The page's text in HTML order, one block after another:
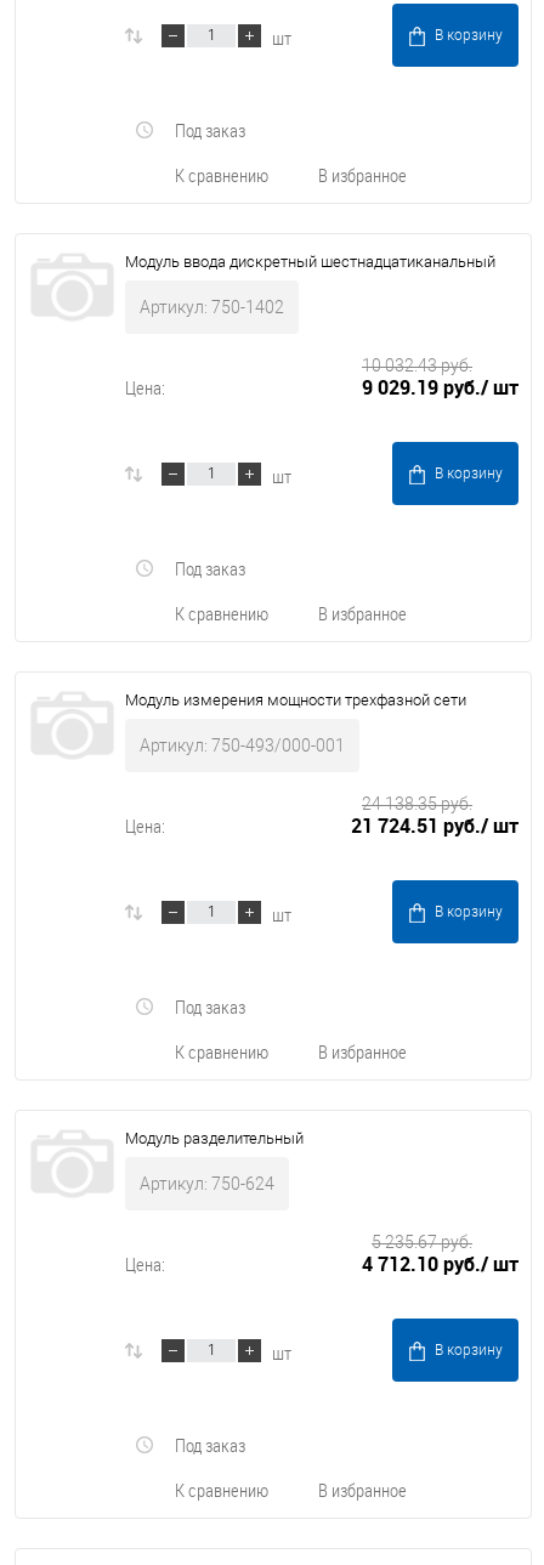
шт В корзину
К сравнению В избранное
Под заказ
Модуль ввода дискретный шестнадцатиканальный
Артикул: 750-1402
Цена: 9 029.19 руб./ шт
10 032.43 руб.
шт В корзину
К сравнению В избранное
Под заказ
Модуль измерения мощности трехфазной сети
Артикул: 750-493/000-001
Цена: 21 724.51 руб./ шт
24 138.35 руб.
шт В корзину
К сравнению В избранное
Под заказ
Модуль разделительный
Артикул: 750-624
Цена: 4 712.10 руб./ шт
5 235.67 руб.
шт В корзину
К сравнению В избранное
Под заказ